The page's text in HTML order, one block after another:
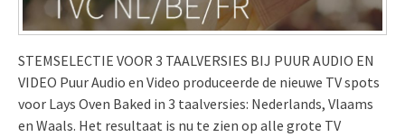
STEMSELECTIE VOOR 3 TAALVERSIES BIJ PUUR AUDIO EN
VIDEO Puur Audio en Video produceerde de nieuwe TV spots
voor Lays Oven Baked in 3 taalversies: Nederlands, Vlaams
en Waals. Het resultaat is nu te zien op alle grote TV